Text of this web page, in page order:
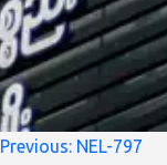
စာမူ
Previous: NEL-797